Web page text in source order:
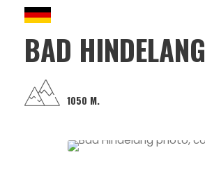
BAD HINDELANG
1050 M.